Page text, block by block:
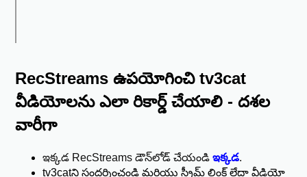
RecStreams ఉపయోగించి tv3cat
వీడియోలను ఎలా రికార్డ్ చేయాలి - దశల
వారీగా
ఇక్కడ RecStreams డౌన్‌లోడ్ చేయండిఇక్కడ.
tv3catని సందర్శించండి మరియు స్ట్రీమ్ లింక్ లేదా వీడియో